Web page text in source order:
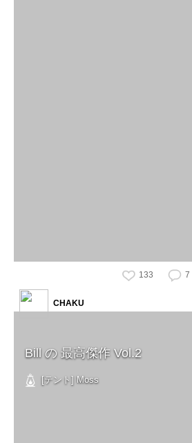
133 7
Bill の 最高傑作 Vol.2
[テント] Moss
CHAKU